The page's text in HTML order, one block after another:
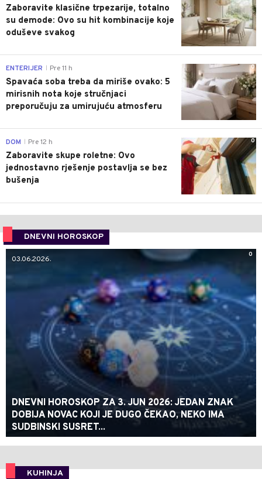
Zaboravite klasične trpezarije, totalno
su demode: Ovo su hit kombinacije koje
oduševe svakog
0
ENTERIJER Pre 11 h
Spavaća soba treba da miriše ovako: 5
mirisnih nota koje stručnjaci
preporučuju za umirujuću atmosferu
0
DOM Pre 12 h
Zaboravite skupe roletne: Ovo
jednostavno rješenje postavlja se bez
bušenja
DNEVNI HOROSKOP
0
03.06.2026.
DNEVNI HOROSKOP ZA 3. JUN 2026: JEDAN ZNAK
DOBIJA NOVAC KOJI JE DUGO ČEKAO, NEKO IMA
SUDBINSKI SUSRET...
KUHINJA